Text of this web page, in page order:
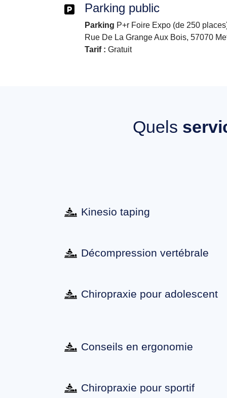
Parking public
Parking P+r Foire Expo (de 250
Rue De La Grange Aux Bois, 57070
Tarif : Gratuit
Quels
Kinesio taping
Décompression vertébrale
Chiropraxie pour adolescent
Conseils en ergonomie
Chiropraxie pour sportif